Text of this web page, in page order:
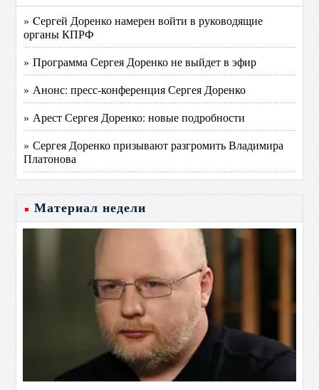
» Cергей Доренко намерен войти в руководящие
органы КПРФ
» Программа Сергея Доренко не выйдет в эфир
» Анонс: пресс-конференция Сергея Доренко
» Арест Сергея Доренко: новые подробности
» Сергея Доренко призывают разгромить Владимира
Платонова
Материал недели